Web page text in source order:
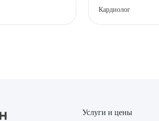
Кардиолог
Услуги и цены